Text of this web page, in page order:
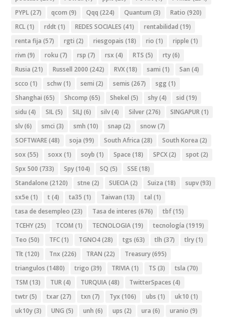
PYPL(27) qcom (9) Qqq (224) Quantum (3) Ratio (920)
RCL(1) rddt (1) REDES SOCIALES (41) rentabilidad (19)
renta fija (57) rgti (2) riesgopais (18) rio (1) ripple (1)
rivn (9) roku (7) rsp (7) rsx (4) RTS (5) rty(6)
Rusia (21) Russell 2000 (242) RVX(18) sami (1) San (4)
scco (1) schw(1) semi (2) semis (267) sgg (1)
Shanghai (65) Shcomp (65) Shekel (5) shy(4) sid (19)
sidu (4) SIL(5) SILJ (6) silv(4) Silver(276) SINGAPUR(1)
slv(6) smci (3) smh (10) snap (2) snow(7)
SOFTWARE(48) soja (99) South Africa (28) South Korea (2)
sox (55) soxx (1) soyb (1) Space (18) SPCX(2) spot (2)
Spx 500 (733) Spy(104) SQ (5) SSE(18)
Standalone (2120) stne (2) SUECIA(2) Suiza (18) supv(93)
sx5e (1) t (4) ta35 (1) Taiwan (13) tal (1)
tasa de desempleo (23) Tasa de interes (676) tbf(15)
TCEHY(25) TCOM (1) TECNOLOGIA(19) tecnología (1919)
Teo (50) TFC(1) TGNO4(28) tgs (63) tlh (37) tlry(1)
Tlt (120) Tnx (226) TRAN (22) Treasury(695)
triangulos (1480) trigo (39) TRIVIA(1) TS (3) tsla (70)
TSM (13) TUR(4) TURQUIA(48) TwitterSpaces (4)
twtr(5) txar(27) txn (7) Tyx (106) ubs (1) uk10 (1)
uk10y(3) UNG (5) unh (6) ups (2) ura (6) uranio (9)